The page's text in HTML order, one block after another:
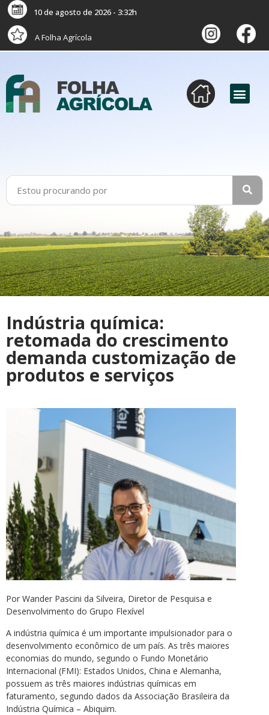
10 de agosto de 2026 - 3:32h
A Folha Agrícola
Indústria química:
retomada do crescimento
demanda customização de
produtos e serviços
Por Wander Pascini da Silveira, Diretor de Pesquisa e
Desenvolvimento do Grupo Flexível
A indústria química é um importante impulsionador para o
desenvolvimento econômico de um país. As três maiores
economias do mundo, segundo o Fundo Monetário
Internacional (FMI): Estados Unidos, China e Alemanha,
possuem as três maiores indústrias químicas em
faturamento, segundo dados da Associação Brasileira da
Indústria Química – Abiquim.